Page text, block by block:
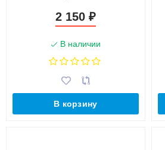
2 150 ₽
В наличии
В корзину